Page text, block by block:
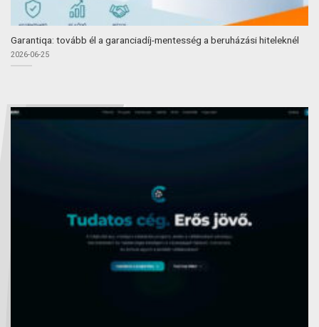
Garantiqa: tovább él a garanciadíj-mentesség a beruházási hiteleknél
2026-06-25